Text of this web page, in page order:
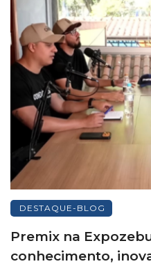
DESTAQUE-BLOG
Premix na
conhecimento,